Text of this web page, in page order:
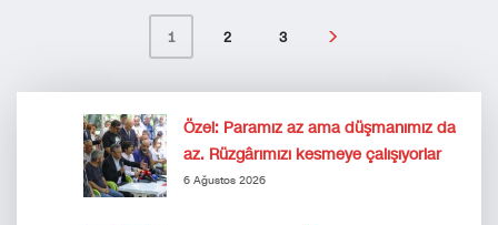
1 2 3
Özel: Paramız az ama düşmanımız da
az. Rüzgârımızı kesmeye çalışıyorlar
6 Ağustos 2026